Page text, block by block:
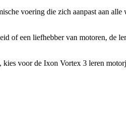
voering die zich aanpast aan
of een liefhebber van motoren,
voor de Ixon Vortex 3 leren